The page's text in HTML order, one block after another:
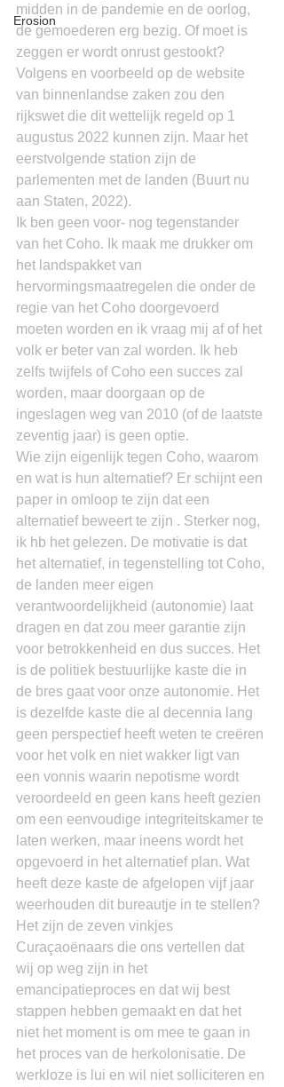
Erosion
midden in de pandemie en de oorlog,
de gemoederen erg bezig. Of moet is
zeggen er wordt onrust gestookt?
Volgens en voorbeeld op de website
van binnenlandse zaken zou den
rijkswet die dit wettelijk regeld op 1
augustus 2022 kunnen zijn. Maar het
eerstvolgende station zijn de
parlementen met de landen (Buurt nu
aan Staten, 2022).
Ik ben geen voor- nog tegenstander
van het Coho. Ik maak me drukker om
het landspakket van
hervormingsmaatregelen die onder de
regie van het Coho doorgevoerd
moeten worden en ik vraag mij af of het
volk er beter van zal worden. Ik heb
zelfs twijfels of Coho een succes zal
worden, maar doorgaan op de
ingeslagen weg van 2010 (of de laatste
zeventig jaar) is geen optie.
Wie zijn eigenlijk tegen Coho, waarom
en wat is hun alternatief? Er schijnt een
paper in omloop te zijn dat een
alternatief beweert te zijn . Sterker nog,
ik hb het gelezen. De motivatie is dat
het alternatief, in tegenstelling tot Coho,
de landen meer eigen
verantwoordelijkheid (autonomie) laat
dragen en dat zou meer garantie zijn
voor betrokkenheid en dus succes. Het
is de politiek bestuurlijke kaste die in
de bres gaat voor onze autonomie. Het
is dezelfde kaste die al decennia lang
geen perspectief heeft weten te creëren
voor het volk en niet wakker ligt van
een vonnis waarin nepotisme wordt
veroordeeld en geen kans heeft gezien
om een eenvoudige integriteitskamer te
laten werken, maar ineens wordt het
opgevoerd in het alternatief plan. Wat
heeft deze kaste de afgelopen vijf jaar
weerhouden dit bureautje in te stellen?
Het zijn de zeven vinkjes
Curaçaoënaars die ons vertellen dat
wij op weg zijn in het
emancipatieproces en dat wij best
stappen hebben gemaakt en dat het
niet het moment is om mee te gaan in
het proces van de herkolonisatie. De
werkloze is lui en wil niet solliciteren en